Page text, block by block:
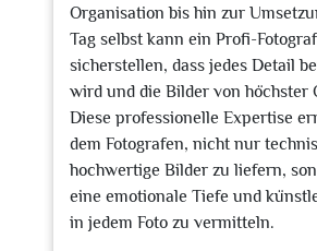
Organisation bis hin zur
Tag selbst kann ein Profi-Fotograf
sicherstellen, dass jedes Detail
wird und die Bilder von höchster
Diese professionelle Expertise
dem Fotografen, nicht nur
hochwertige Bilder zu liefern,
eine emotionale Tiefe und
in jedem Foto zu vermitteln.